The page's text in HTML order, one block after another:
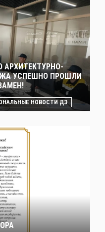
АРХИТЕКТУРНО-
УСПЕШНО ПРОШЛИ
НОВОСТИ ДЭ